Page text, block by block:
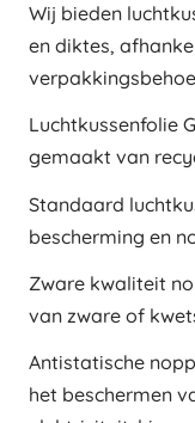
Wij bieden
en diktes,
Luchtkussenfolie
gemaakt van
Standaard
bescherming en
Zware kwaliteit
van zware of
Antistatische
het beschermen